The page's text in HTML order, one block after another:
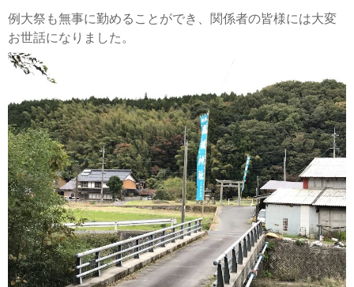
例大祭も無事に勤めることができ、関係者の皆様には大変
お世話になりました。